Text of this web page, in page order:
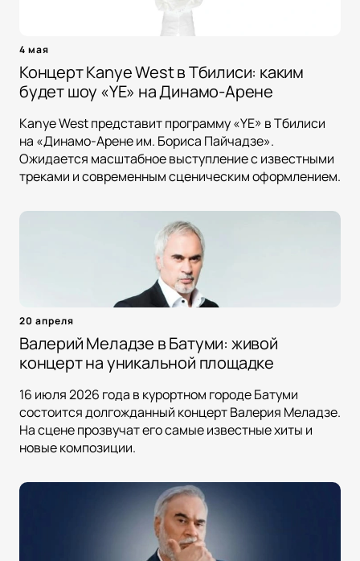
4 мая
Концерт Kanye West в Тбилиси: каким
будет шоу «YE» на Динамо-Арене
Kanye West представит программу «YE» в Тбилиси
на «Динамо-Арене им. Бориса Пайчадзе».
Ожидается масштабное выступление с известными
треками и современным сценическим оформлением.
20 апреля
Валерий Меладзе в Батуми: живой
концерт на уникальной площадке
16 июля 2026 года в курортном городе Батуми
состоится долгожданный концерт Валерия Меладзе.
На сцене прозвучат его самые известные хиты и
новые композиции.